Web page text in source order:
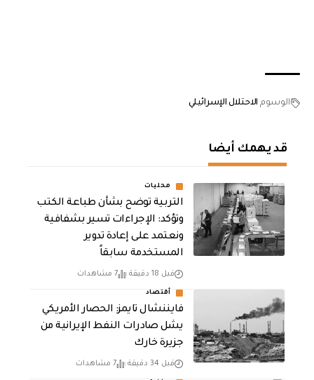
الوسوم الاحتلال الإسرائيلي
قد يهمك أيضا
محليات
التربية توضح بشأن طباعة الكتب
وتؤكد: الإجراءات تسير بشفافية
ونعتمد على إعادة تدوير
المستخدمة سابقاً
قبل 18 دقيقة 7 مشاهدات
أقتصاد
فايننشال تايمز: الحصار الأمريكي
يشل صادرات النفط الإيرانية من
جزيرة خارك
قبل 34 دقيقة 7 مشاهدات